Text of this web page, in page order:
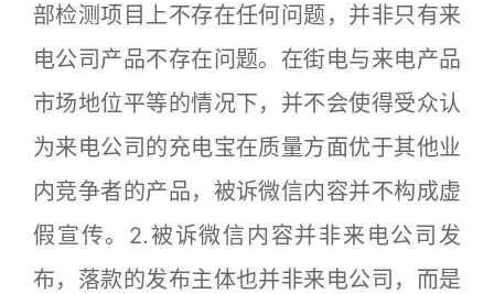
部检测项目上不存在任何问题，并非只有来
电公司产品不存在问题。在街电与来电产品
市场地位平等的情况下，并不会使得受众认
为来电公司的充电宝在质量方面优于其他业
内竞争者的产品，被诉微信内容并不构成虚
假宣传。2.被诉微信内容并非来电公司发
布，落款的发布主体也并非来电公司，而是